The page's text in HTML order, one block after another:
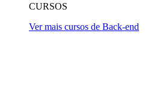
CURSOS
Ver mais cursos de Back-end